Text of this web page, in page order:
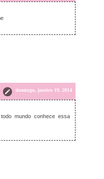
domingo, janeiro 19, 2014
mundo conhece essa